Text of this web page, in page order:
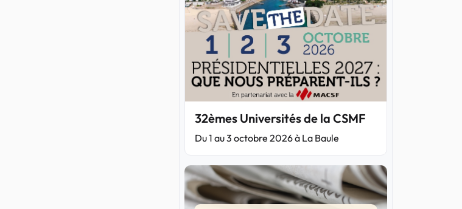
32èmes Universités de la CSMF
Du 1 au 3 octobre 2026 à La Baule